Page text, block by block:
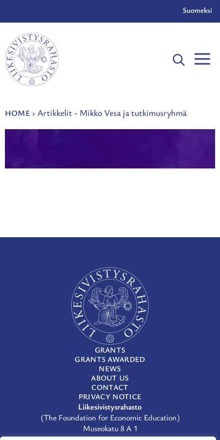
content
Suomeksi
HOME › Artikkelit - Mikko Vesa ja tutkimusryhmä
GRANTS
GRANTS AWARDED
NEWS
ABOUT US
CONTACT
PRIVACY NOTICE
Liikesivistysrahasto
(The Foundation for Economic Education)
Museokatu 8 A 1